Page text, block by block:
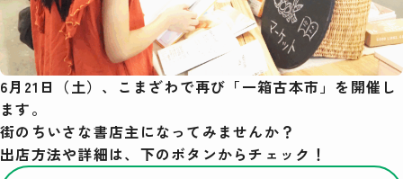
6月21日（土）、こまざわで再び「一箱古本市 」を開催し
ます。
街のちいさな書店主になってみませんか？
出店方法や詳細は、下のボタンからチェック！
検索